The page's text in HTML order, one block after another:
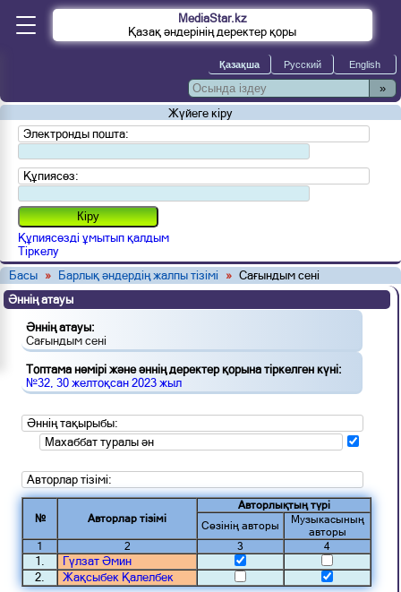
MediaStar.kz
Қазақ әндерінің деректер қоры
»
Жүйеге кіру
Электронды пошта:
Құпиясөз:
Құпиясөзді ұмытып қалдым
Тіркелу
Басы » Барлық әндердің жалпы тізімі » Сағындым сені
Әннің атауы
Әннің атауы:
Сағындым сені
Топтама нөмірі және әннің деректер қорына тіркелген күні:
№32, 30 желтоқсан 2023 жыл
Әннің тақырыбы:
Махаббат туралы ән
Авторлар тізімі:
№ Авторлар тізімі
Авторлықтың түрі
Сөзінің авторы
Музыкасының
авторы
1
2 3 4
1.
Гүлзат Әмин
2.
Жақсыбек Қалелбек